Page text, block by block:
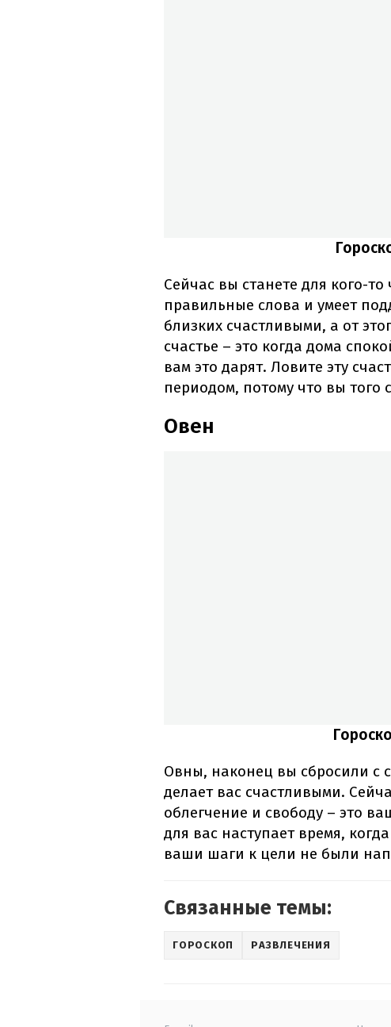
Сейчас вы станете для кого-
правильные слова и умеет
близких счастливыми, а от
счастье – это когда дома
вам это дарят. Ловите эту
периодом, потому что вы того
Овен
Овны, наконец вы сбросили с
делает вас счастливыми.
облегчение и свободу – это
для вас наступает время,
ваши шаги к цели не были
Связанные темы:
ГОРОСКОП РАЗВЛЕЧЕНИЯ